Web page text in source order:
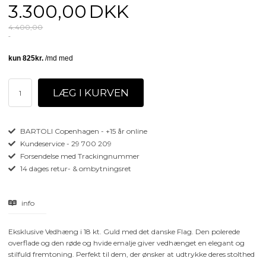
3.300,00 DKK
4.400,00
BARTOLI Copenhagen - +15 år online
Kundeservice - 29 700 209
Forsendelse med Trackingnummer
14 dages retur- & ombytningsret
info
Eksklusive Vedhæng i 18 kt. Guld med det danske Flag. Den polerede
overflade og den røde og hvide emalje giver vedhænget en elegant og
stilfuld fremtoning. Perfekt til dem, der ønsker at udtrykke deres stolthed